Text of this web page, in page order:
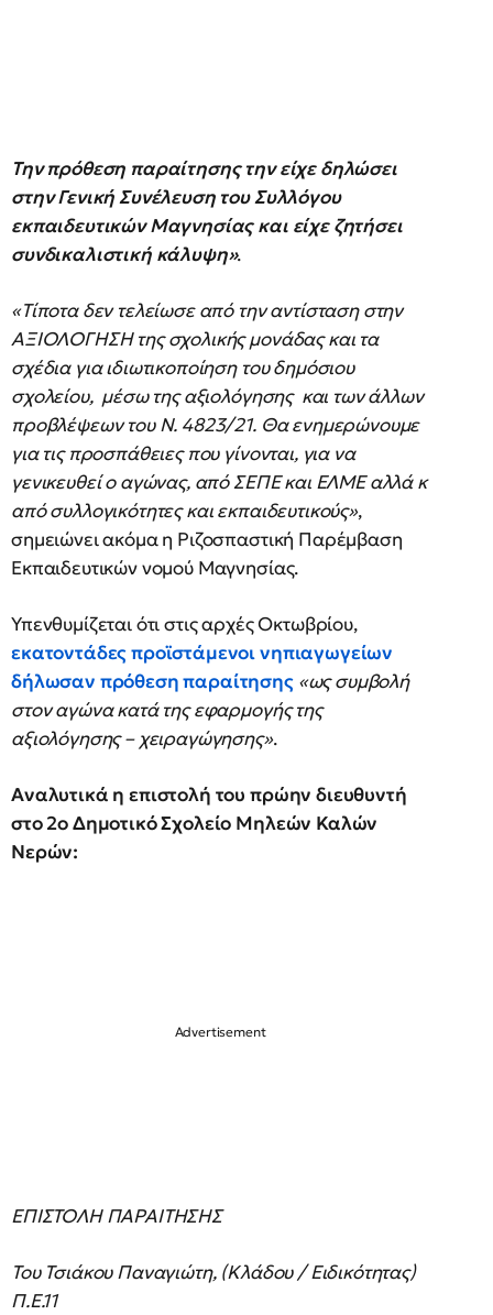
Την πρόθεση παραίτησης την είχε δηλώσει
στην Γενική Συνέλευση του Συλλόγου
εκπαιδευτικών Μαγνησίας και είχε ζητήσει
συνδικαλιστική κάλυψη».
«Τίποτα δεν τελείωσε από την αντίσταση στην
ΑΞΙΟΛΟΓΗΣΗ της σχολικής μονάδας και τα
σχέδια για ιδιωτικοποίηση του δημόσιου
σχολείου, μέσω της αξιολόγησης και των άλλων
προβλέψεων του Ν. 4823/21. Θα ενημερώνουμε
για τις προσπάθειες που γίνονται, για να
γενικευθεί ο αγώνας, από ΣΕΠΕ και ΕΛΜΕ αλλά κ
από συλλογικότητες και εκπαιδευτικούς»,
σημειώνει ακόμα η Ριζοσπαστική Παρέμβαση
Εκπαιδευτικών νομού Μαγνησίας.
Υπενθυμίζεται ότι στις αρχές Οκτωβρίου,
εκατοντάδες προϊστάμενοι νηπιαγωγείων
δήλωσαν πρόθεση παραίτησης «ως συμβολή
στον αγώνα κατά της εφαρμογής της
αξιολόγησης – χειραγώγησης».
Αναλυτικά η επιστολή του πρώην διευθυντή
στο 2ο Δημοτικό Σχολείο Μηλεών Καλών
Νερών:
ΕΠΙΣΤΟΛΗ ΠΑΡΑΙΤΗΣΗΣ
Του Τσιάκου Παναγιώτη, (Κλάδου / Ειδικότητας)
Π.Ε.11